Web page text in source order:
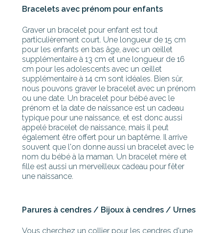
Bracelets avec prénom pour enfants
Graver un bracelet pour enfant est tout
particulièrement court. Une longueur de 15 cm
pour les enfants en bas âge, avec un œillet
supplémentaire à 13 cm et une longueur de 16
cm pour les adolescents avec un œillet
supplémentaire à 14 cm sont idéales. Bien sûr,
nous pouvons graver le bracelet avec un prénom
ou une date. Un bracelet pour bébé avec le
prénom et la date de naissance est un cadeau
typique pour une naissance, et est donc aussi
appelé bracelet de naissance, mais il peut
également être offert pour un baptême. Il arrive
souvent que l'on donne aussi un bracelet avec le
nom du bébé à la maman. Un bracelet mère et
fille est aussi un merveilleux cadeau pour fêter
une naissance.
Parures à cendres / Bijoux à cendres / Urnes
Vous cherchez un collier pour les cendres d'une